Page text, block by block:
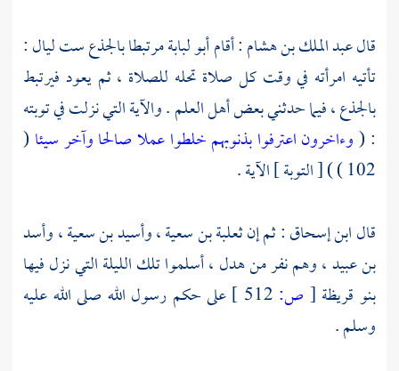
قالعبد الملك بن هشام: أقامأبو لبابةمرتبطا بالجذع ست ليال :
تأتيه امرأته في وقت كل صلاة تحله للصلاة ، ثم يعود فيرتبط
بالجذع ، فيما حدثني بعض أهل العلم . والآية التي نزلت في توبته
: (وءاخرون اعترفوا بذنوبهم خلطوا عملا صالحا وآخر سيئا (
102 ) ) [ التوبة ] الآية .
قالابن إسحاق: ثم إنثعلبة بن سعية ،وأسيد بن سعية ،وأسد
بن عبيد ،وهم نفر من هدل ، أسلموا تلك الليلة التي نزل فيها
بنو قريظة [ ص:
على حكم رسول الله صلى الله عليه
وسلم .